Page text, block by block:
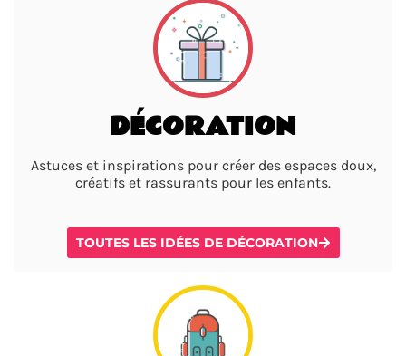
DÉCORATION
Astuces et inspirations pour créer des espaces doux,
créatifs et rassurants pour les enfants.
TOUTES LES IDÉES DE DÉCORATION